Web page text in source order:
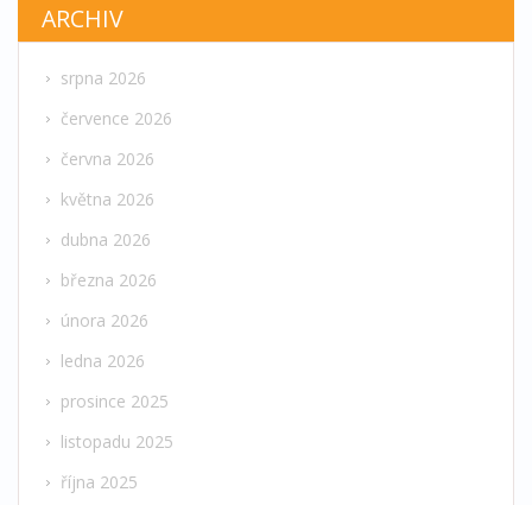
ARCHIV
srpna 2026
července 2026
června 2026
května 2026
dubna 2026
března 2026
února 2026
ledna 2026
prosince 2025
listopadu 2025
října 2025